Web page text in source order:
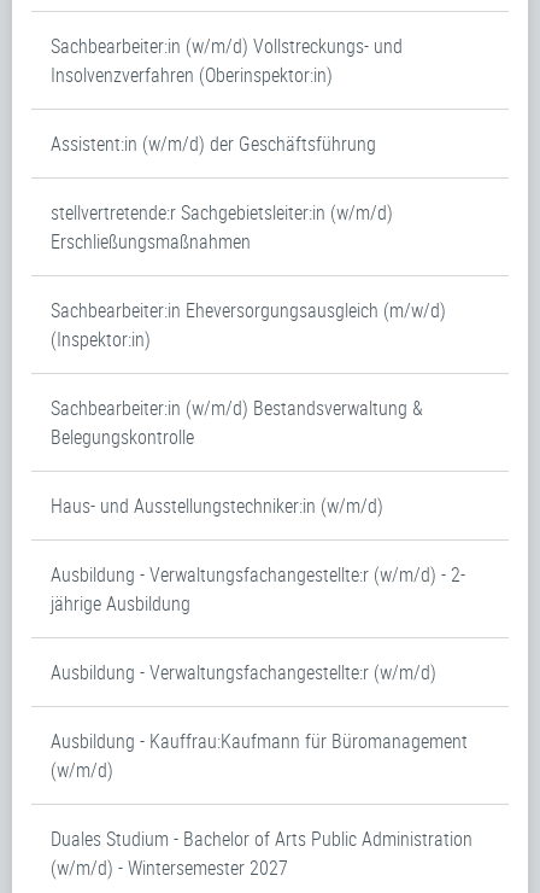
Sachbearbeiter:in (w/m/d) Vollstreckungs- und
Insolvenzverfahren (Oberinspektor:in)
Assistent:in (w/m/d) der Geschäftsführung
stellvertretende:r Sachgebietsleiter:in (w/m/d)
Erschließungsmaßnahmen
Sachbearbeiter:in Eheversorgungsausgleich (m/w/d)
(Inspektor:in)
Sachbearbeiter:in (w/m/d) Bestandsverwaltung &
Belegungskontrolle
Haus- und Ausstellungstechniker:in (w/m/d)
Ausbildung - Verwaltungsfachangestellte:r (w/m/d) - 2-
jährige Ausbildung
Ausbildung - Verwaltungsfachangestellte:r (w/m/d)
Ausbildung - Kauffrau:Kaufmann für Büromanagement
(w/m/d)
Duales Studium - Bachelor of Arts Public Administration
(w/m/d) - Wintersemester 2027